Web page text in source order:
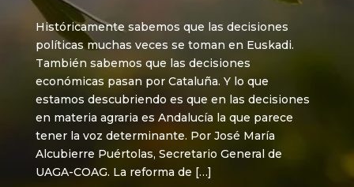
Históricamente sabemos que las decisiones
políticas muchas veces se toman en Euskadi.
También sabemos que las decisiones
económicas pasan por Cataluña. Y lo que
estamos descubriendo es que en las decisiones
en materia agraria es Andalucía la que parece
tener la voz determinante. Por José María
Alcubierre Puértolas, Secretario General de
UAGA-COAG. La reforma de […]